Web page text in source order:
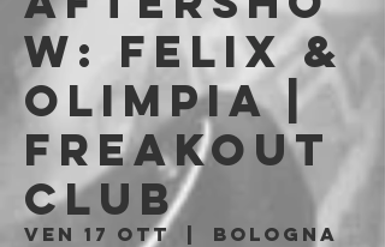
w: Felix &
Olimpia |
Freakout
Club
ven 17 ott
  |
Bologna